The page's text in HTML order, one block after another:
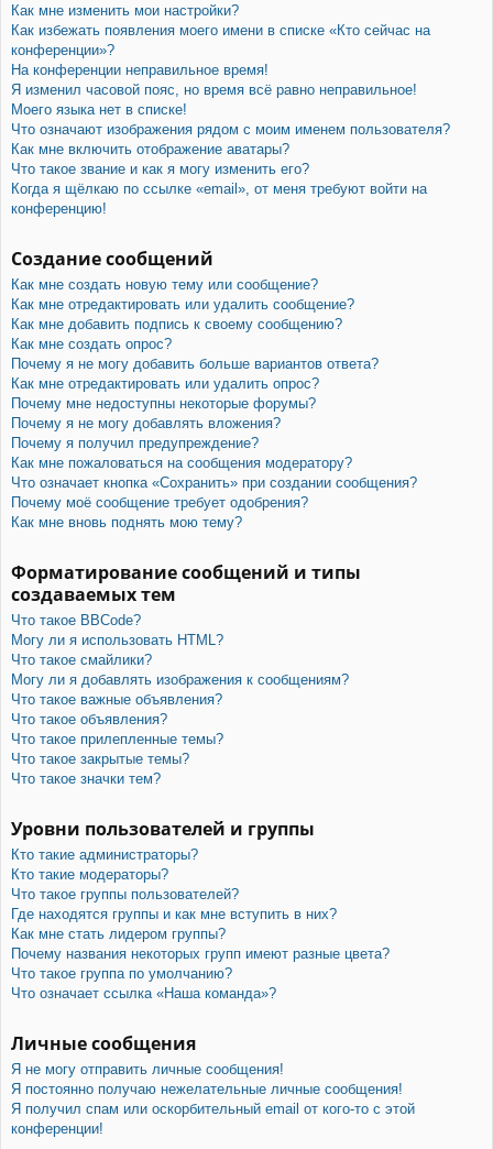
Как мне изменить мои настройки?
Как избежать появления моего имени в списке «Кто сейчас на
конференции»?
На конференции неправильное время!
Я изменил часовой пояс, но время всё равно неправильное!
Моего языка нет в списке!
Что означают изображения рядом с моим именем пользователя?
Как мне включить отображение аватары?
Что такое звание и как я могу изменить его?
Когда я щёлкаю по ссылке «email», от меня требуют войти на
конференцию!
Создание сообщений
Как мне создать новую тему или сообщение?
Как мне отредактировать или удалить сообщение?
Как мне добавить подпись к своему сообщению?
Как мне создать опрос?
Почему я не могу добавить больше вариантов ответа?
Как мне отредактировать или удалить опрос?
Почему мне недоступны некоторые форумы?
Почему я не могу добавлять вложения?
Почему я получил предупреждение?
Как мне пожаловаться на сообщения модератору?
Что означает кнопка «Сохранить» при создании сообщения?
Почему моё сообщение требует одобрения?
Как мне вновь поднять мою тему?
Форматирование сообщений и типы
создаваемых тем
Что такое BBCode?
Могу ли я использовать HTML?
Что такое смайлики?
Могу ли я добавлять изображения к сообщениям?
Что такое важные объявления?
Что такое объявления?
Что такое прилепленные темы?
Что такое закрытые темы?
Что такое значки тем?
Уровни пользователей и группы
Кто такие администраторы?
Кто такие модераторы?
Что такое группы пользователей?
Где находятся группы и как мне вступить в них?
Как мне стать лидером группы?
Почему названия некоторых групп имеют разные цвета?
Что такое группа по умолчанию?
Что означает ссылка «Наша команда»?
Личные сообщения
Я не могу отправить личные сообщения!
Я постоянно получаю нежелательные личные сообщения!
Я получил спам или оскорбительный email от кого-то с этой
конференции!